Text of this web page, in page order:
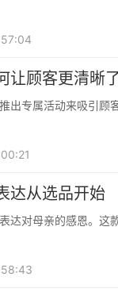
顾客更清晰
出专属活动来吸引
达从选品开始
达对母亲的感恩。